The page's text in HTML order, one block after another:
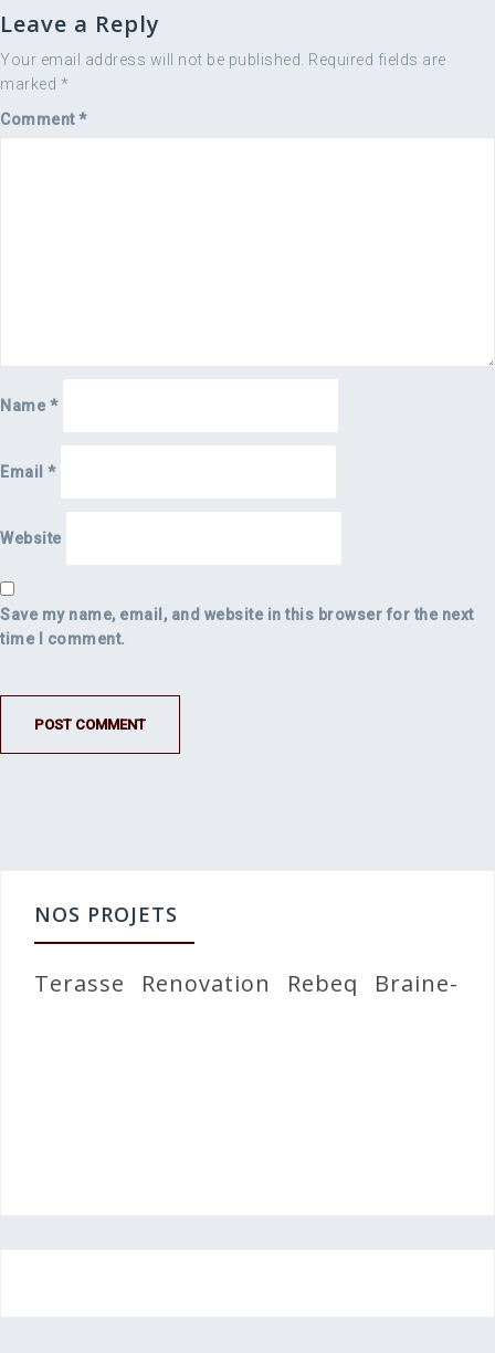
Leave a Reply
Your email address will not be published.
Required fields are
marked *
Comment*
Name *
Email *
Website
Save my name, email, and website in this browser for the next
time I comment.
NOS PROJETS
Terasse Renovation Rebeq Braine-